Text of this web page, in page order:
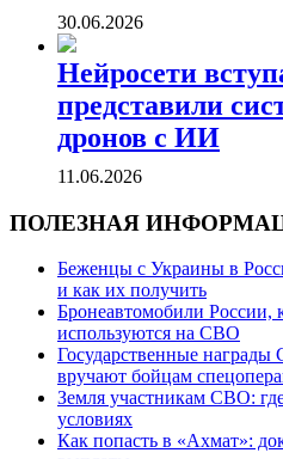
30.06.2026
Нейросети
представили
дронов с ИИ
11.06.2026
ПОЛЕЗНАЯ
Беженцы с Украины в
и как их получить
Бронеавтомобили России,
используются на СВО
Государственные
вручают бойцам
Земля участникам СВО:
условиях
Как попасть в «Ахмат»: